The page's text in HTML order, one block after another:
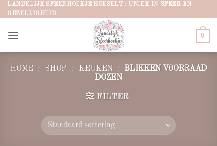
Ga
naar
LANDELIJK SFEERHOEKJE HOESELT : UNIEK IN SFEER EN
GEZELLIGHEID
0
HOME / SHOP / KEUKEN /
BLIKKEN VOORRAAD
DOZEN
FILTER